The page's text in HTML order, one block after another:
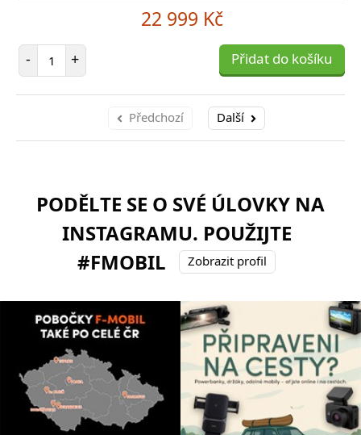
22 999 Kč
- Počet položek
+ Přidat do košíku
Předchozí Další
PODĚLTE SE O SVÉ ÚLOVKY NA
INSTAGRAMU. POUŽIJTE
#FMOBIL
Zobrazit profil